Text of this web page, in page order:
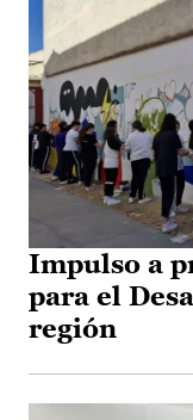
Impulso a
para el
región